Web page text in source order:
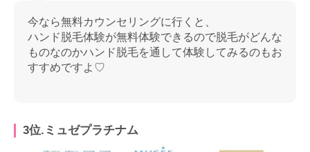
今なら無料カウンセリングに行くと、
ハンド脱毛体験が無料体験できるので脱毛がどんな
ものなのかハンド脱毛を通して体験してみるのもお
すすめですよ♡
3位.ミュゼプラチナム